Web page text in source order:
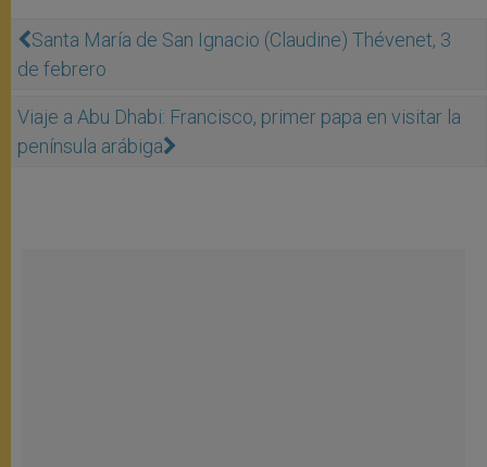
Santa María de San Ignacio (Claudine) Thévenet, 3
de febrero
Viaje a Abu Dhabi: Francisco, primer papa en visitar la
península arábiga